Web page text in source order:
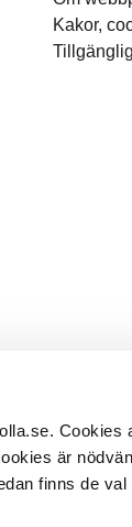
Cookies
är
finns de val
Kakor,